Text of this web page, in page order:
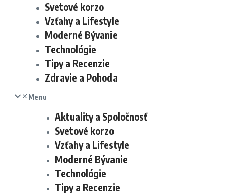
Svetové korzo
Vzťahy a Lifestyle
Moderné Bývanie
Technológie
Tipy a Recenzie
Zdravie a Pohoda
Menu
Aktuality a Spoločnosť
Svetové korzo
Vzťahy a Lifestyle
Moderné Bývanie
Technológie
Tipy a Recenzie